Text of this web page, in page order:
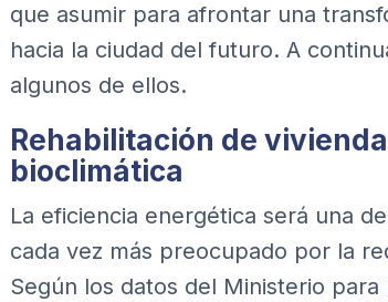
que asumir para afrontar una
hacia la ciudad del futuro. A
algunos de ellos.
Rehabilitación de
bioclimática
La eficiencia energética será una
cada vez más preocupado por la
Según los datos del Ministerio para